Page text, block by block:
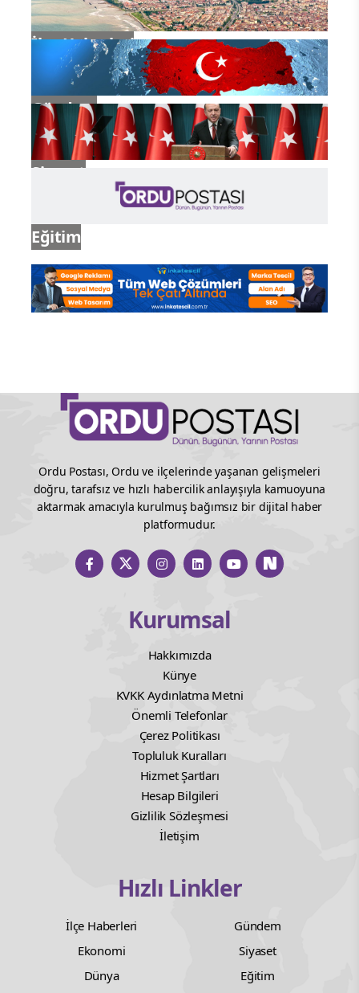
İlçe Haberleri
Gündem
Siyaset
Eğitim
Ordu Postası, Ordu ve ilçelerinde yaşanan gelişmeleri
doğru, tarafsız ve hızlı habercilik anlayışıyla kamuoyuna
aktarmak amacıyla kurulmuş bağımsız bir dijital haber
platformudur.
Kurumsal
Hakkımızda
Künye
KVKK Aydınlatma Metni
Önemli Telefonlar
Çerez Politikası
Topluluk Kuralları
Hizmet Şartları
Hesap Bilgileri
Gizlilik Sözleşmesi
İletişim
Hızlı Linkler
İlçe Haberleri
Gündem
Ekonomi
Siyaset
Dünya
Eğitim